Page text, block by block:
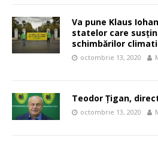
Va pune Klaus
statelor care
schimbărilor
octombrie 13, 2020
Teodor Ţigan,
octombrie 13, 2020